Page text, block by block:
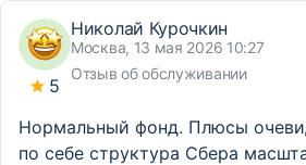
5
Николай Курочкин
Москва, 13 мая 2026 10:27
Отзыв об обслуживании
Нормальный фонд. Плюсы
по себе структура Сбера